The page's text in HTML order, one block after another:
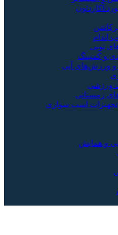
آکاردئون
اندام
توپی
و کمپینگ
ورزش‌های آبی
ورزشی
زمستانی
اسب سواری
و همایش